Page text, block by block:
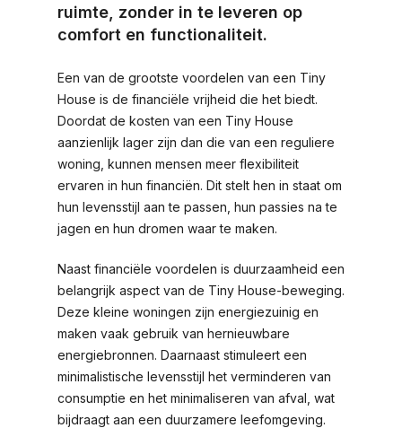
ruimte, zonder in te leveren op
comfort en functionaliteit.
Een van de grootste voordelen van een Tiny
House is de financiële vrijheid die het biedt.
Doordat de kosten van een Tiny House
aanzienlijk lager zijn dan die van een reguliere
woning, kunnen mensen meer flexibiliteit
ervaren in hun financiën. Dit stelt hen in staat om
hun levensstijl aan te passen, hun passies na te
jagen en hun dromen waar te maken.
Naast financiële voordelen is duurzaamheid een
belangrijk aspect van de Tiny House-beweging.
Deze kleine woningen zijn energiezuinig en
maken vaak gebruik van hernieuwbare
energiebronnen. Daarnaast stimuleert een
minimalistische levensstijl het verminderen van
consumptie en het minimaliseren van afval, wat
bijdraagt aan een duurzamere leefomgeving.